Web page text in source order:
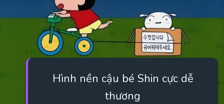
Hình nền cậu bé Shin cực dễ
thương